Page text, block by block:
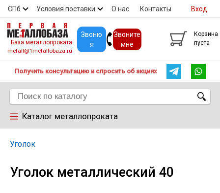
СПб Условия поставки О нас Контакты
Скидки Прайс Покупателям
Вход
База металлопроката
metall@1metallobaza.ru
Звоню
я
Звоните
мне
Корзина
пуста
Получить консультацию и спросить об акциях
Каталог металлопроката
Труба профильная
Уголок
Уголок металлический 40